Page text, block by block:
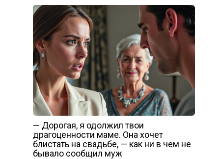
— Дорогая, я одолжил твои
драгоценности маме. Она хочет
блистать на свадьбе, — как ни в чем не
бывало сообщил муж